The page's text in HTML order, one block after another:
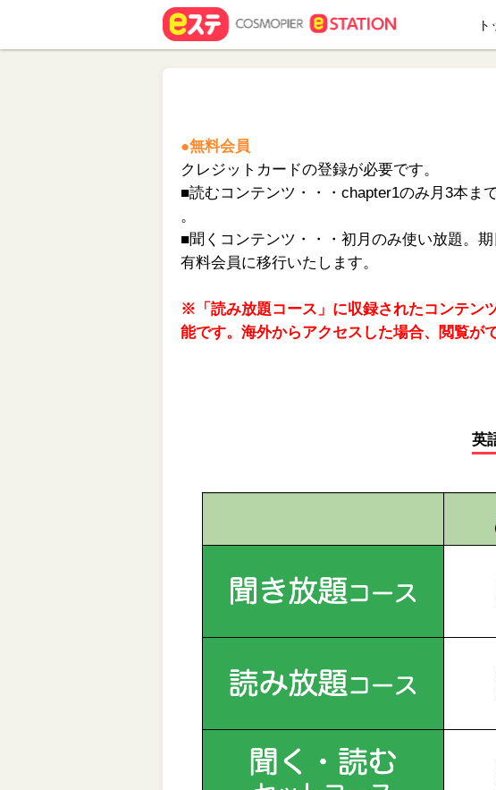
ト
●無料会員
クレジットカードの登録が必要です。
■読むコンテンツ・・・chapter1のみ月3本ま
。
■聞くコンテンツ・・・初月のみ使い放題。
有料会員に移行いたします。
※「読み放題コース」に収録されたコンテン
能です。海外からアクセスした場合、閲覧が
英